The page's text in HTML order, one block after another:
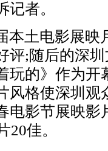
者。
土电影展映
评;随后的深
玩的》作为开
风格使深圳观
电影节展映影
20佳。